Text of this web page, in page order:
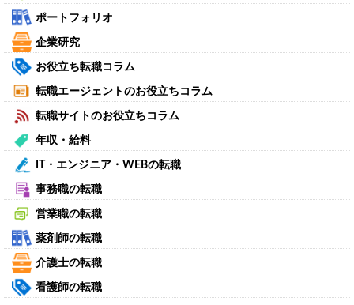
ポートフォリオ
企業研究
お役立ち転職コラム
転職エージェントのお役立ちコラム
転職サイトのお役立ちコラム
年収・給料
IT・エンジニア・WEBの転職
事務職の転職
営業職の転職
薬剤師の転職
介護士の転職
看護師の転職